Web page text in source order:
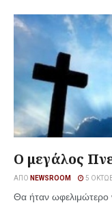
Ο μεγάλος
ΑΠΌ NEWSROOM 5
Θα ήταν ωφελιμώτερο